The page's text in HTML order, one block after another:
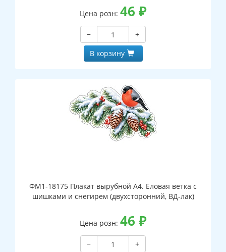
Цена розн: 46 ₽
−
+
В корзину
ФМ1-18175 Плакат вырубной А4. Еловая ветка с
шишками и снегирем (двухсторонний, ВД-лак)
Цена розн: 46 ₽
−
+